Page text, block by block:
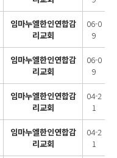
임마누엘한인연합감
리교회
06-0
9
임마누엘한인연합감
리교회
06-0
9
임마누엘한인연합감
리교회
04-2
1
임마누엘한인연합감
리교회
04-2
1